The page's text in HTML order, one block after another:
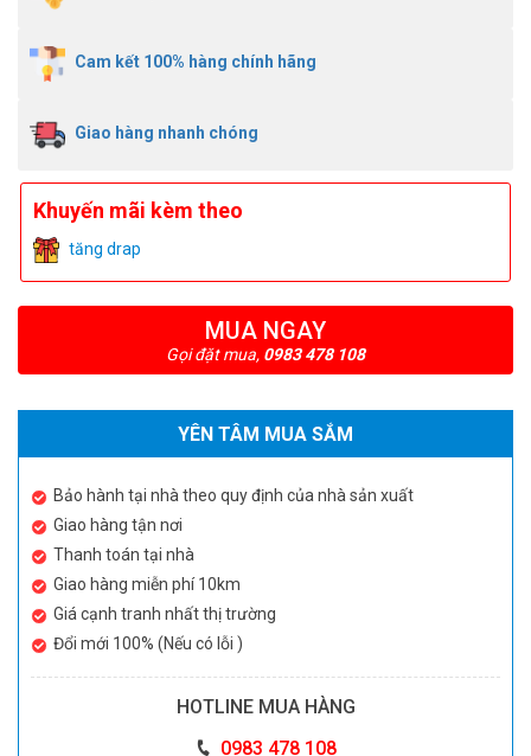
Cam kết 100% hàng chính hãng
Giao hàng nhanh chóng
Khuyến mãi kèm theo
tăng drap
MUA NGAY
Gọi đặt mua, 0983 478 108
YÊN TÂM MUA SẮM
Bảo hành tại nhà theo quy định của nhà sản xuất
Giao hàng tận nơi
Thanh toán tại nhà
Giao hàng miễn phí 10km
Giá cạnh tranh nhất thị trường
Đổi mới 100% (Nếu có lỗi )
HOTLINE MUA HÀNG
0983 478 108